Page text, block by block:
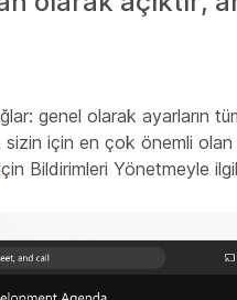
genel olarak ayarların
için en çok önemli
Bildirimleri Yönetmeyle